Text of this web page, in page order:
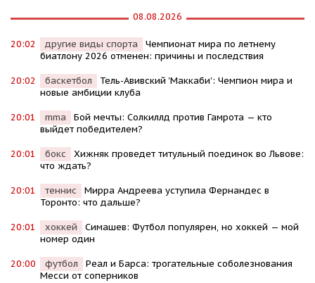
08.08.2026
20:02 другие виды спорта
Чемпионат мира по летнему
биатлону 2026 отменен: причины и последствия
20:02 баскетбол
Тель-Авивский 'Маккаби': Чемпион мира и
новые амбиции клуба
20:01 mma
Бой мечты: Солкиллд против Гамрота — кто
выйдет победителем?
20:01 бокс
Хижняк проведет титульный поединок во Львове:
что ждать?
20:01 теннис
Мирра Андреева уступила Фернандес в
Торонто: что дальше?
20:01 хоккей
Симашев: Футбол популярен, но хоккей — мой
номер один
20:00 футбол
Реал и Барса: трогательные соболезнования
Месси от соперников